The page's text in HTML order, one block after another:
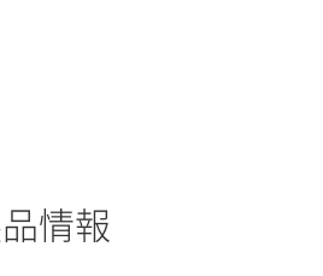
情報